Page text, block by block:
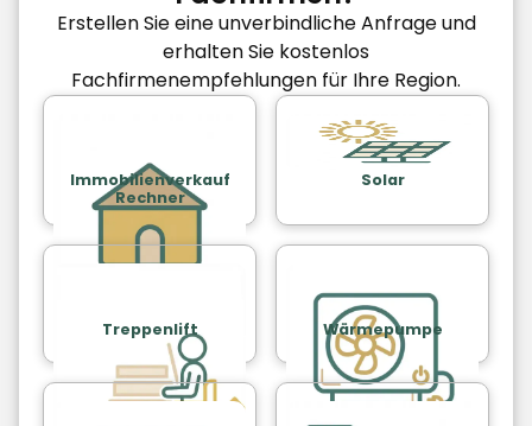
Erstellen Sie eine unverbindliche Anfrage und
erhalten Sie kostenlos
Fachfirmenempfehlungen für Ihre Region.
Immobilienverkauf
Rechner
Solar
Treppenlift Wärmepumpe